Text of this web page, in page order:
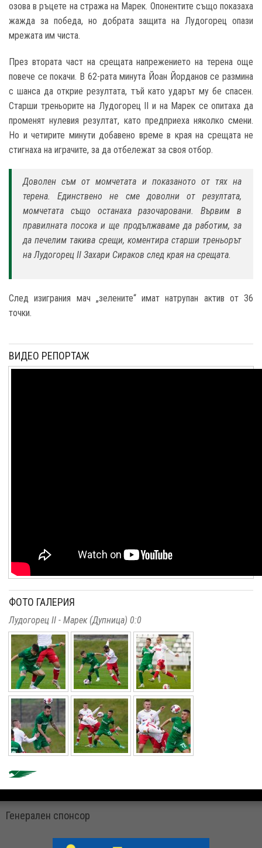
озова в ръцете на стража на Марек. Опонентите също показаха
жажда за победа, но добрата защита на Лудогорец опази
мрежата им чиста.
През втората част на срещата напрежението на терена още
повече се покачи. В 62-рата минута Йоан Йорданов се размина
с шанса да открие резултата, тъй като ударът му бе спасен.
Старши треньорите на Лудогорец II и на Марек се опитаха да
променят нулевия резултат, като предприеха няколко смени.
Но и четирите минути добавено време в края на срещата не
стигнаха на играчите, за да отбележат за своя отбор.
Доволен съм от момчетата и показаното от тях на
терена. Единствено не сме доволни от резултата,
момчетата също останаха разочаровани. Вървим в
правилната посока и ще продължаваме да работим, за
да печелим такива срещи, коментира старши треньорът
на Лудогорец II Захари Сираков след края на срещата.
След изиграния мач „зелените“ имат натрупан актив от 36
точки.
ВИДЕО РЕПОРТАЖ
ФОТО ГАЛЕРИЯ
Лудогорец II - Марек (Дупница) 0:0
Генерален спонсор